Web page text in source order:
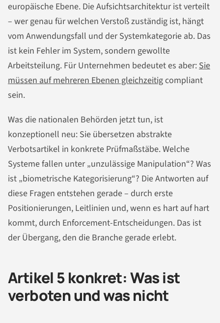
europäische Ebene. Die Aufsichtsarchitektur ist verteilt
– wer genau für welchen Verstoß zuständig ist, hängt
vom Anwendungsfall und der Systemkategorie ab. Das
ist kein Fehler im System, sondern gewollte
Arbeitsteilung. Für Unternehmen bedeutet es aber:Sie
müssen auf mehreren Ebenen gleichzeitigcompliant
sein.
Was die nationalen Behörden jetzt tun, ist
konzeptionell neu: Sie übersetzen abstrakte
Verbotsartikel in konkrete Prüfmaßstäbe. Welche
Systeme fallen unter „unzulässige Manipulation“? Was
ist „biometrische Kategorisierung“? Die Antworten auf
diese Fragen entstehen gerade – durch erste
Positionierungen, Leitlinien und, wenn es hart auf hart
kommt, durch Enforcement-Entscheidungen. Das ist
der Übergang, den die Branche gerade erlebt.
Artikel 5 konkret: Was ist
verboten und was nicht